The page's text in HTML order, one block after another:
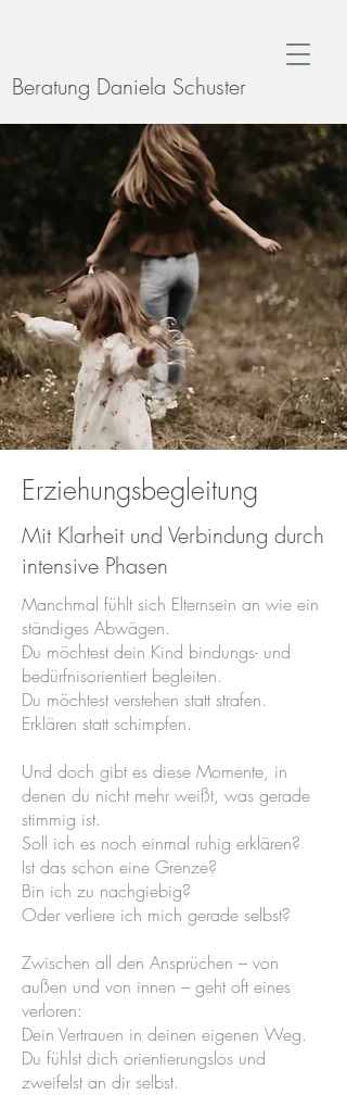
Beratung Daniela Schuster
Erziehungsbegleitung
Mit Klarheit und Verbindung durch
intensive Phasen
Manchmal fühlt sich Elternsein an wie ein
ständiges Abwägen.
Du möchtest dein Kind bindungs- und
bedürfnisorientiert begleiten.
Du möchtest verstehen statt strafen.
Erklären statt schimpfen.
Und doch gibt es diese Momente, in
denen du nicht mehr weißt, was gerade
stimmig ist.
Soll ich es noch einmal ruhig erklären?
Ist das schon eine Grenze?
Bin ich zu nachgiebig?
Oder verliere ich mich gerade selbst?
Zwischen all den Ansprüchen – von
außen und von innen – geht oft eines
verloren:
Dein Vertrauen in deinen eigenen Weg.
Du fühlst dich orientierungslos und
zweifelst an dir selbst.